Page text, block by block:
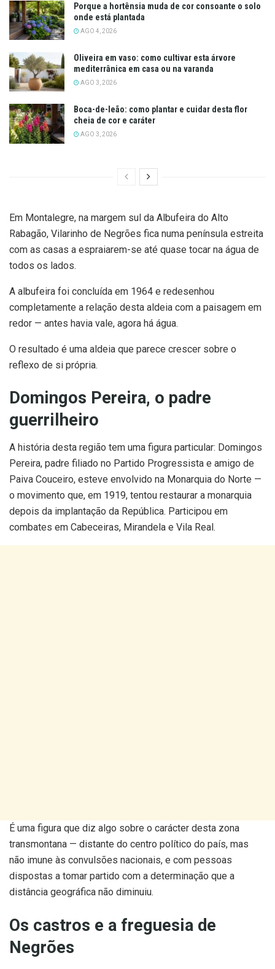
Porque a hortênsia muda de cor consoante o solo
onde está plantada
AGO 4, 2026
Oliveira em vaso: como cultivar esta árvore
mediterrânica em casa ou na varanda
AGO 3, 2026
Boca-de-leão: como plantar e cuidar desta flor
cheia de cor e caráter
AGO 3, 2026
Em Montalegre, na margem sul da Albufeira do Alto
Rabagão, Vilarinho de Negrões fica numa península estreita
com as casas a espraiarem-se até quase tocar na água de
todos os lados.
A albufeira foi concluída em 1964 e redesenhou
completamente a relação desta aldeia com a paisagem em
redor — antes havia vale, agora há água.
O resultado é uma aldeia que parece crescer sobre o
reflexo de si própria.
Domingos Pereira, o padre
guerrilheiro
A história desta região tem uma figura particular: Domingos
Pereira, padre filiado no Partido Progressista e amigo de
Paiva Couceiro, esteve envolvido na Monarquia do Norte —
o movimento que, em 1919, tentou restaurar a monarquia
depois da implantação da República. Participou em
combates em Cabeceiras, Mirandela e Vila Real.
É uma figura que diz algo sobre o carácter desta zona
transmontana — distante do centro político do país, mas
não imune às convulsões nacionais, e com pessoas
dispostas a tomar partido com a determinação que a
distância geográfica não diminuiu.
Os castros e a freguesia de
Negrões